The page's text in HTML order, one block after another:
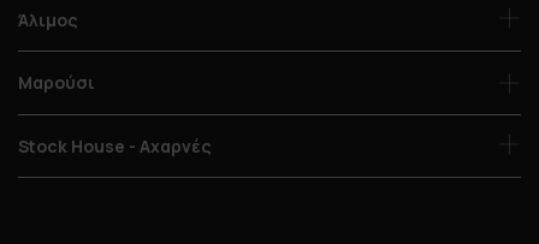
Άλιμος
Μαρούσι
Stock House - Αχαρνές